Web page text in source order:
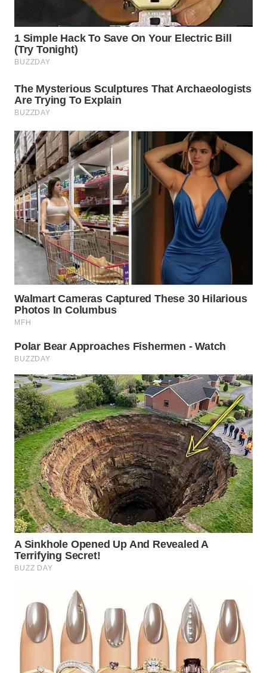
WN
KARO
SIMALUNGUN
WN
WN
TAPANULI
TENGAH
WN DELI
SERDANG
TEBING
TINGGI
WN
WN
KARAWANG
WN
BEKASI
WN
BOGOR
WN
DEPOK
TAPANULI
UTARA
SAMOSIR
WN
PADANG
LAWAS